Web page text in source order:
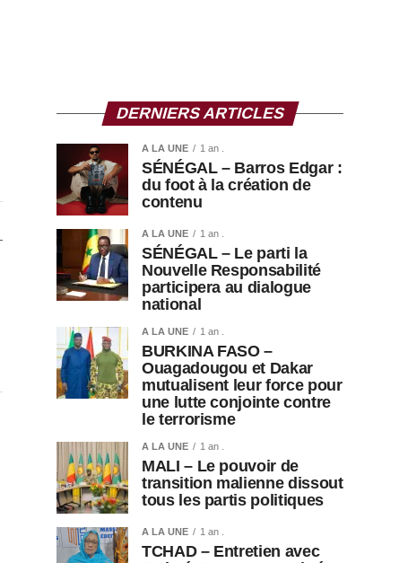
DERNIERS ARTICLES
A LA UNE 1 an .
SÉNÉGAL – Barros Edgar :
du foot à la création de
contenu
A LA UNE 1 an .
SÉNÉGAL – Le parti la
Nouvelle Responsabilité
participera au dialogue
national
A LA UNE 1 an .
BURKINA FASO –
Ouagadougou et Dakar
mutualisent leur force pour
une lutte conjointe contre
le terrorisme
A LA UNE 1 an .
MALI – Le pouvoir de
transition malienne dissout
tous les partis politiques
A LA UNE 1 an .
TCHAD – Entretien avec